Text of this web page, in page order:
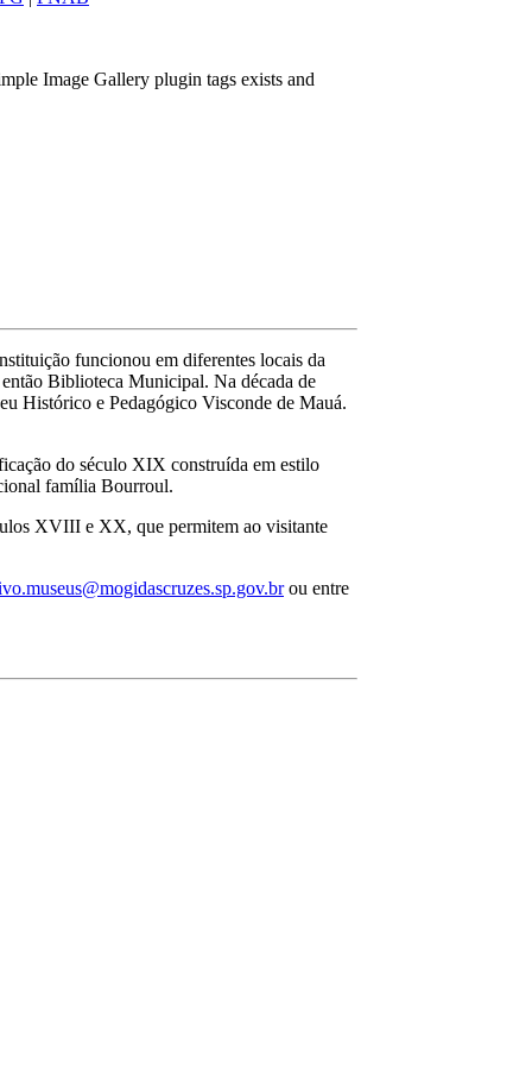
Image Gallery plugin tags exists and
funcionou em diferentes locais da
Biblioteca Municipal. Na década de
Histórico e Pedagógico Visconde de Mauá.
do século XIX construída em estilo
família Bourroul.
XVIII e XX, que permitem ao visitante
ou entre